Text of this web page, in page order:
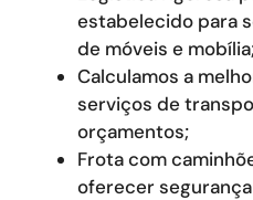
estabelecido para
de móveis e
Calculamos a
serviços de
orçamentos;
Frota com
oferecer